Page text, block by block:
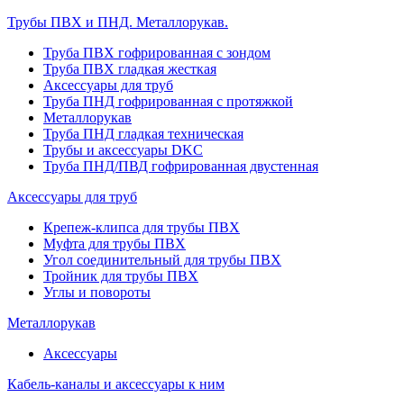
Трубы ПВХ и ПНД. Металлорукав.
Труба ПВХ гофрированная с зондом
Труба ПВХ гладкая жесткая
Аксессуары для труб
Труба ПНД гофрированная с протяжкой
Металлорукав
Труба ПНД гладкая техническая
Трубы и аксессуары DKC
Труба ПНД/ПВД гофрированная двустенная
Аксессуары для труб
Крепеж-клипса для трубы ПВХ
Муфта для трубы ПВХ
Угол соединительный для трубы ПВХ
Тройник для трубы ПВХ
Углы и повороты
Металлорукав
Аксессуары
Кабель-каналы и аксессуары к ним